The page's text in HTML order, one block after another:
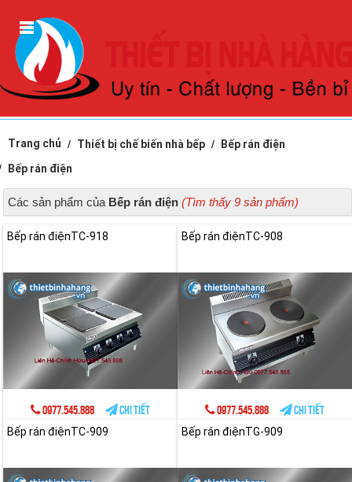
Trang chủ Thiết bị chế biến nhà bếp
Bếp rán điện
Bếp rán điện
Các sản phẩm của Bếp rán điện (Tìm thấy 9 sản phẩm)
Bếp rán điệnTC-918
0977.545.888 Chi tiết
Bếp rán điệnTC-908
0977.545.888
Chi tiết
Bếp rán điệnTC-909
Bếp rán điệnTG-909